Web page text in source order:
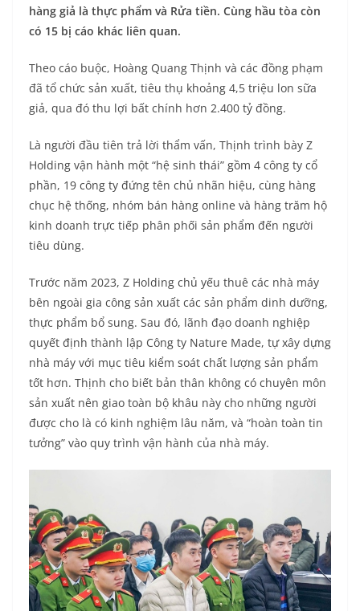
hàng giả là thực phẩm và Rửa tiền. Cùng hầu tòa còn
có 15 bị cáo khác liên quan.
Theo cáo buộc, Hoàng Quang Thịnh và các đồng phạm
đã tổ chức sản xuất, tiêu thụ khoảng 4,5 triệu lon sữa
giả, qua đó thu lợi bất chính hơn 2.400 tỷ đồng.
Là người đầu tiên trả lời thẩm vấn, Thịnh trình bày Z
Holding vận hành một “hệ sinh thái” gồm 4 công ty cổ
phần, 19 công ty đứng tên chủ nhãn hiệu, cùng hàng
chục hệ thống, nhóm bán hàng online và hàng trăm hộ
kinh doanh trực tiếp phân phối sản phẩm đến người
tiêu dùng.
Trước năm 2023, Z Holding chủ yếu thuê các nhà máy
bên ngoài gia công sản xuất các sản phẩm dinh dưỡng,
thực phẩm bổ sung. Sau đó, lãnh đạo doanh nghiệp
quyết định thành lập Công ty Nature Made, tự xây dựng
nhà máy với mục tiêu kiểm soát chất lượng sản phẩm
tốt hơn. Thịnh cho biết bản thân không có chuyên môn
sản xuất nên giao toàn bộ khâu này cho những người
được cho là có kinh nghiệm lâu năm, và “hoàn toàn tin
tưởng” vào quy trình vận hành của nhà máy.